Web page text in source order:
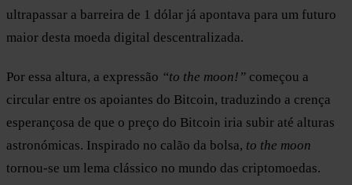
ultrapassar a barreira de 1 dólar já apontava para um futuro
maior desta moeda digital descentralizada.
Por essa altura, a expressão “to the moon!” começou a
circular entre os apoiantes do Bitcoin, traduzindo a crença
esperançosa de que o preço do Bitcoin iria subir até alturas
astronómicas. Inspirado no calão da bolsa, to the moon
tornou-se um lema clássico no mundo das criptomoedas.